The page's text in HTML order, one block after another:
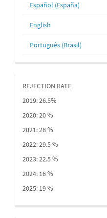
Español (España)
English
Português (Brasil)
REJECTION RATE
2019: 26.5%
2020: 20 %
2021: 28 %
2022: 29.5 %
2023: 22.5 %
2024: 16 %
2025: 19 %